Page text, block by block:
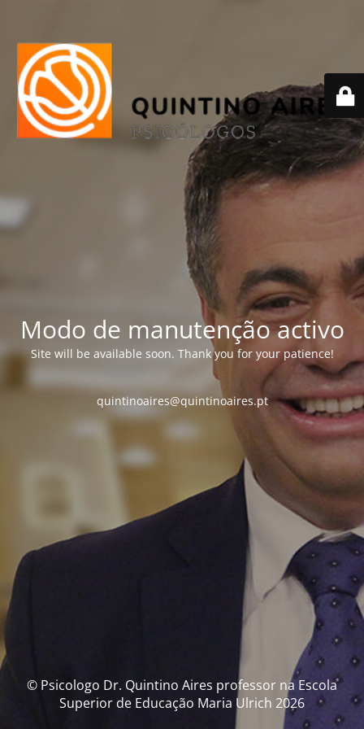
Modo de manutenção activo
Site will be available soon. Thank you for your patience!
quintinoaires@quintinoaires.pt
© Psicologo Dr. Quintino Aires professor na Escola
Superior de Educação Maria Ulrich 2026